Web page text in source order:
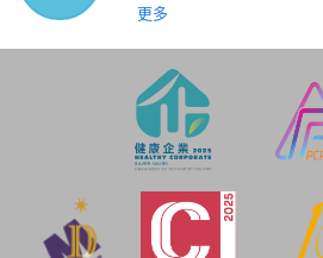
更多